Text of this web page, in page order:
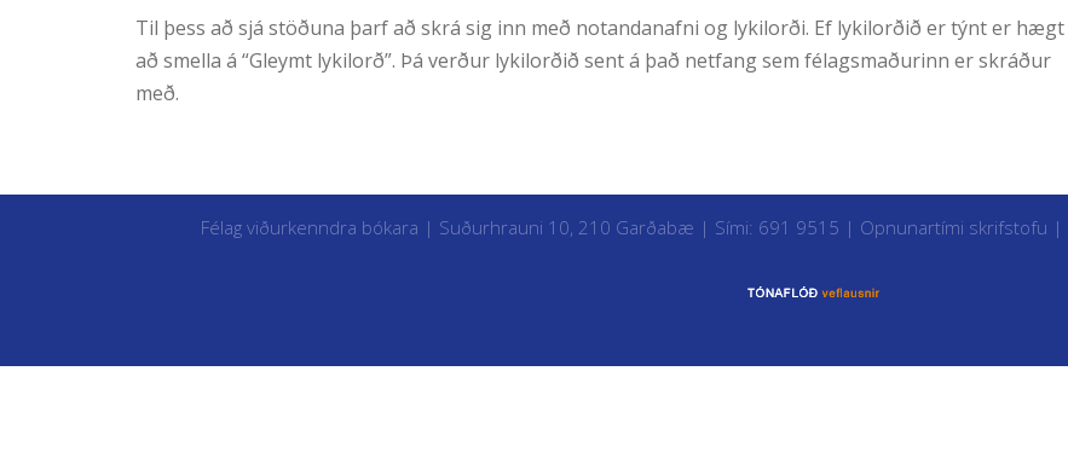
Til þess að sjá stöðuna þarf að skrá sig inn með notandanafni og lykilorði. Ef lykilorðið er týnt er hægt
að smella á “Gleymt lykilorð”. Þá verður lykilorðið sent á það netfang sem félagsmaðurinn er skráður
með.
Félag viðurkenndra bókara | Suðurhrauni 10, 210 Garðabæ | Sími: 691 9515 | Opnunartími skrifstofu |